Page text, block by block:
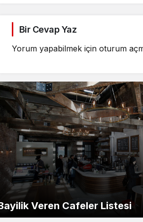
Bir Cevap Yaz
Yorum yapabilmek için oturum
Veren Cafeler Listesi